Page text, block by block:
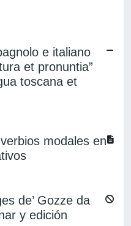
e italiano
et pronuntia”
toscana et
modales en
de’ Gozze da
y edición